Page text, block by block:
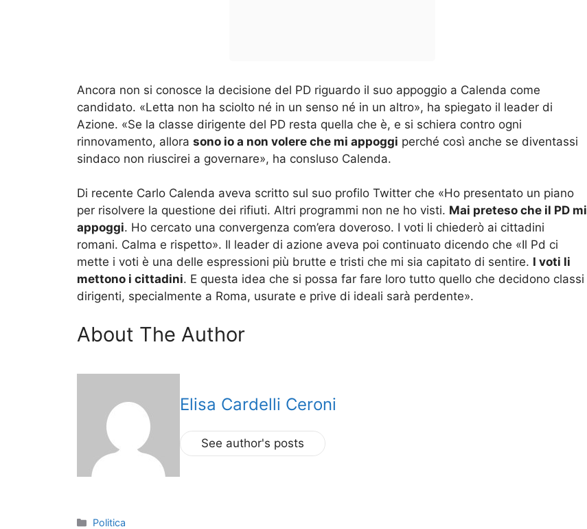
Ancora non si conosce la decisione del PD riguardo il suo appoggio a Calenda come
candidato. «Letta non ha sciolto né in un senso né in un altro», ha spiegato il leader di
Azione. «Se la classe dirigente del PD resta quella che è, e si schiera contro ogni
rinnovamento, allora sono io a non volere che mi appoggi perché così anche se diventassi
sindaco non riuscirei a governare», ha consluso Calenda.
Di recente Carlo Calenda aveva scritto sul suo profilo Twitter che «Ho presentato un piano
per risolvere la questione dei rifiuti. Altri programmi non ne ho visti. Mai preteso che il PD mi
appoggi. Ho cercato una convergenza com’era doveroso. I voti li chiederò ai cittadini
romani. Calma e rispetto». Il leader di azione aveva poi continuato dicendo che «Il Pd ci
mette i voti è una delle espressioni più brutte e tristi che mi sia capitato di sentire. I voti li
mettono i cittadini. E questa idea che si possa far fare loro tutto quello che decidono classi
dirigenti, specialmente a Roma, usurate e prive di ideali sarà perdente».
About The Author
Elisa Cardelli Ceroni
See author's posts
Categorie
Politica